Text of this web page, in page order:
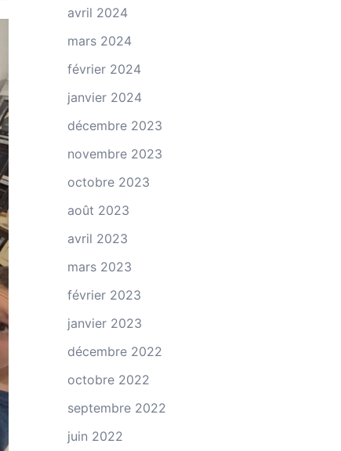
avril 2024
mars 2024
février 2024
janvier 2024
décembre 2023
novembre 2023
octobre 2023
août 2023
avril 2023
mars 2023
février 2023
janvier 2023
décembre 2022
octobre 2022
septembre 2022
juin 2022